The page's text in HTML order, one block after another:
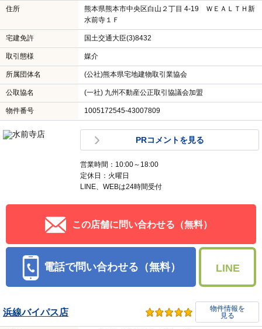
住所
熊本県熊本市中央区白山２丁目 4-19 ＷＥＡＬＴＨ新
水前寺１Ｆ
宅建免許 国土交通大臣(3)8432
取引態様 媒介
所属団体名 (公社)熊本県宅地建物取引業協会
公取協名 (一社) 九州不動産公正取引協議会加盟
物件番号 1005172545-43007809
PRコメントを見る
営業時間：10:00～18:00
定休日：火曜日
LINE、WEBは24時間受付
この店舗に問い合わせる（無料）
電話で問い合わせる（無料） LINE
浜線バイパス店
物件情報を
見る